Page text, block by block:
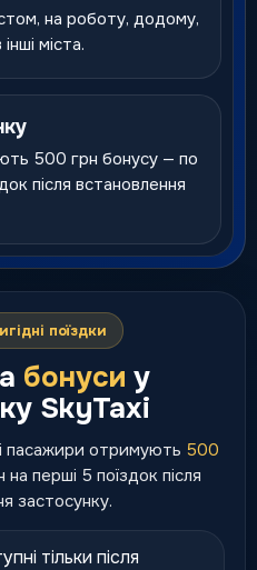
на роботу, додому,
міста.
500 грн бонусу — по
після встановлення
поїздки
бонуси у
SkyTaxi
пасажири отримують 500
перші 5 поїздок після
застосунку.
тільки після